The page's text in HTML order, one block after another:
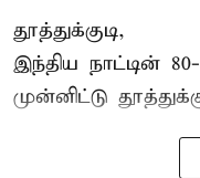
தூத்துக்குடி,
இந்திய நாட்டின்
முன்னிட்டு